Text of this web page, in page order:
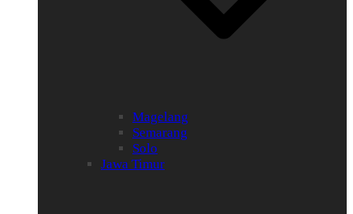
Magelang
Semarang
Solo
Jawa Timur